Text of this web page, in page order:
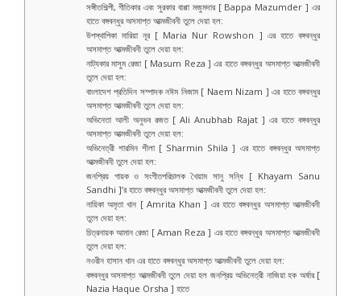
সঙ্গীতশিল্পী, গীতিকার এবং সুরকার বাপ্পা মজুমদার [ Bappa Mazumder ] এর
হাতে বঙ্গবন্ধুর অসমাপ্ত আত্মজীবনী তুলে দেয়া হল:
উপস্থাপিকা মারিয়া নূর [ Maria Nur Rowshon ] এর হাতে বঙ্গবন্ধুর
অসমাপ্ত আত্মজীবনী তুলে দেয়া হল:
নাট্যকার মাসুম রেজা [ Masum Reza ] এর হাতে বঙ্গবন্ধুর অসমাপ্ত আত্মজীবনী
তুলে দেয়া হল:
বাংলাদেশ প্রতিদিন সম্পাদক নঈম নিজাম [ Naem Nizam ] এর হাতে বঙ্গবন্ধুর
অসমাপ্ত আত্মজীবনী তুলে দেয়া হল:
অভিনেতা আলী অনুভব রজত [ Ali Anubhab Rajat ] এর হাতে বঙ্গবন্ধুর
অসমাপ্ত আত্মজীবনী তুলে দেয়া হল:
অভিনেত্রী শারমিন শীলা [ Sharmin Shila ] এর হাতে বঙ্গবন্ধুর অসমাপ্ত
আত্মজীবনী তুলে দেয়া হল:
জনপ্রিয় গায়ক ও সংগীতপরিচালক খৈয়াম সানু সন্ধি [ Khayam Sanu
Sandhi ]’র হাতে বঙ্গবন্ধুর অসমাপ্ত আত্মজীবনী তুলে দেয়া হল:
নায়িকা অমৃতা খান [ Amrita Khan ] এর হাতে বঙ্গবন্ধুর অসমাপ্ত আত্মজীবনী
তুলে দেয়া হল:
চিত্রনায়ক আমান রেজা [ Aman Reza ] এর হাতে বঙ্গবন্ধুর অসমাপ্ত আত্মজীবনী
তুলে দেয়া হল:
নওরীন হাসান খান এর হাতে বঙ্গবন্ধুর অসমাপ্ত আত্মজীবনী তুলে দেয়া হল:
বঙ্গবন্ধুর অসমাপ্ত আত্মজীবনী তুলে দেয়া হল জনপ্রিয় অভিনেত্রী নাজিয়া হক অর্ষার [
Nazia Haque Orsha ] হাতে